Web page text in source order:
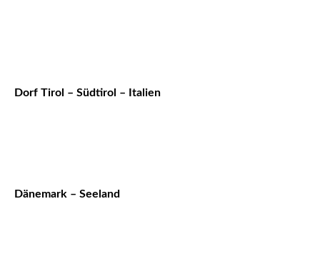
Dorf Tirol – Südtirol – Italien
Dänemark – Seeland